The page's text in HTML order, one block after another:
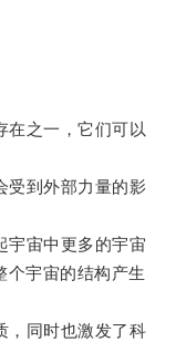
之一，它们可以
到外部力量的影
宙中更多的宇宙
个宇宙的结构产生
同时也激发了科